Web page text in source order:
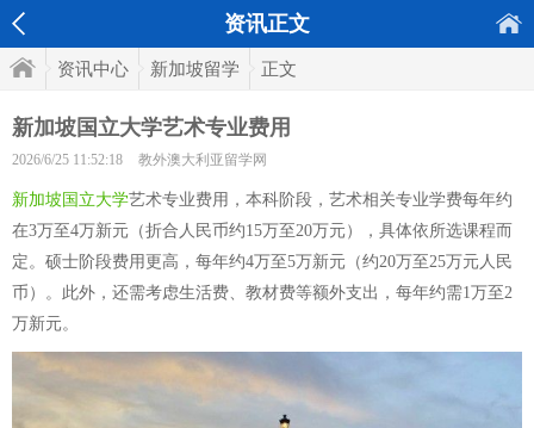
资讯正文
资讯中心 新加坡留学 正文
新加坡国立大学艺术专业费用
2026/6/25 11:52:18 教外澳大利亚留学网
新加坡国立大学艺术专业费用，本科阶段，艺术相关专业学费每年约
在3万至4万新元（折合人民币约15万至20万元），具体依所选课程而
定。硕士阶段费用更高，每年约4万至5万新元（约20万至25万元人民
币）。此外，还需考虑生活费、教材费等额外支出，每年约需1万至2
万新元。